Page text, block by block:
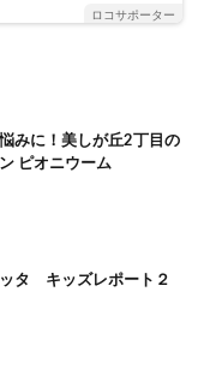
ロコサポーター
みに！美しが丘2丁目の
ピオニウーム
タ キッズレポート２